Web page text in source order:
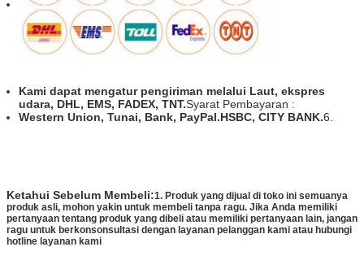
Kami dapat mengatur pengiriman melalui Laut, ekspres
udara, DHL, EMS, FADEX, TNT.Syarat Pembayaran :
Western Union, Tunai, Bank, PayPal.HSBC, CITY BANK.6.
Ketahui Sebelum Membeli​:1. Produk yang dijual di toko ini semuanya
produk asli, mohon yakin untuk membeli tanpa ragu. Jika Anda memiliki
pertanyaan tentang produk yang dibeli atau memiliki pertanyaan lain, jangan
ragu untuk berkonsonsultasi dengan layanan pelanggan kami atau hubungi
hotline layanan kami